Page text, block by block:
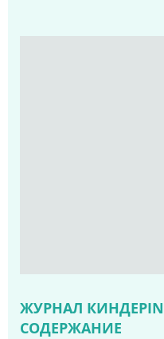
ЖУРНАЛ
СОДЕРЖАНИЕ